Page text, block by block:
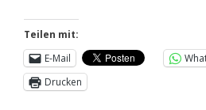
Teilen mit:
E-Mail
Drucken